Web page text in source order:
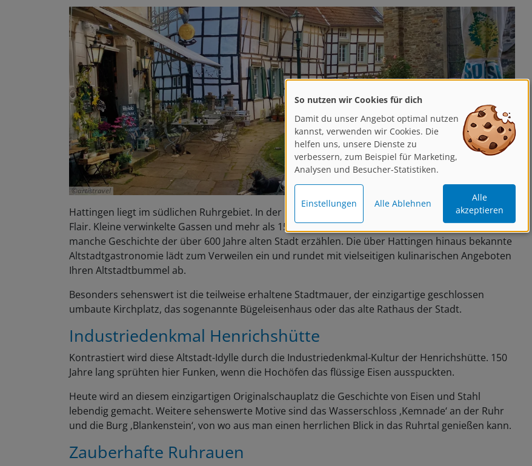
artistravel
Hattingen liegt im südlichen Ruhrgebiet. In der malerischen Altstadt umfängt Euch historisches
Flair. Kleine verwinkelte Gassen und mehr als 150 liebevoll hergerichtete Fachwerkhäuser können
manche Geschichte der über 600 Jahre alten Stadt erzählen. Die über Hattingen hinaus bekannte
Altstadtgastronomie lädt zum Verweilen ein und rundet mit vielseitigen kulinarischen Angeboten
Ihren Altstadtbummel ab.
Besonders sehenswert ist die teilweise erhaltene Stadtmauer, der einzigartige geschlossen
umbaute Kirchplatz, das sogenannte Bügeleisenhaus oder das alte Rathaus der Stadt.
Industriedenkmal Henrichshütte
Kontrastiert wird diese Altstadt-Idylle durch die Industriedenkmal-Kultur der Henrichshütte. 150
Jahre lang sprühten hier Funken, wenn die Hochöfen das flüssige Eisen ausspuckten.
Heute wird an diesem einzigartigen Originalschauplatz die Geschichte von Eisen und Stahl
lebendig gemacht. Weitere sehenswerte Motive sind das Wasserschloss ‚Kemnade‘ an der Ruhr
und die Burg ‚Blankenstein‘, von wo aus man einen herrlichen Blick in das Ruhrtal genießen kann.
Zauberhafte Ruhrauen
So nutzen wir Cookies für dich
Damit du unser Angebot optimal nutzen
kannst, verwenden wir Cookies. Die
helfen uns, unsere Dienste zu
verbessern, zum Beispiel für Marketing,
Analysen und Besucher-Statistiken.
Einstellungen Alle Ablehnen
Alle
akzeptieren